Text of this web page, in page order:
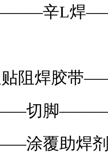
辛L焊
阻焊胶带
脚———从
涂覆助焊